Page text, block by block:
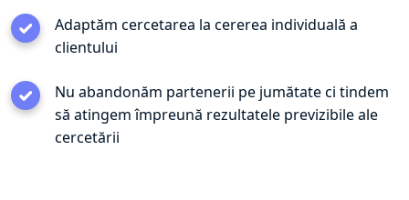
Adaptăm cercetarea la cererea individuală a
clientului
Nu abandonăm partenerii pe jumătate ci tindem
să atingem împreună rezultatele previzibile ale
cercetării